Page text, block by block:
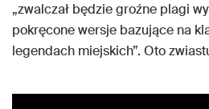
„zwalczał będzie groźne plagi
pokręcone wersje bazujące na
legendach miejskich”. Oto